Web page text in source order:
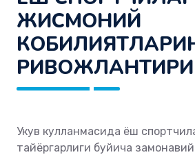
ЖИСМОНИЙ
Укув кулланмасида ёш
тайёргар­лиги буйича